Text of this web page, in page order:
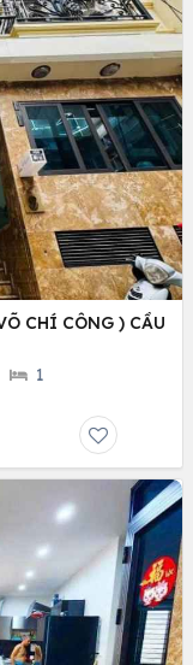
CHÍ CÔNG ) CẦU
1